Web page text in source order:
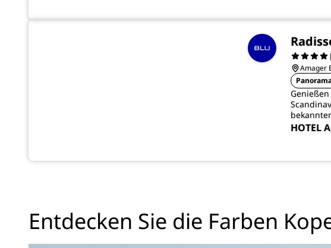
|
Amager
HOTEL
Entdecken Sie die Farben